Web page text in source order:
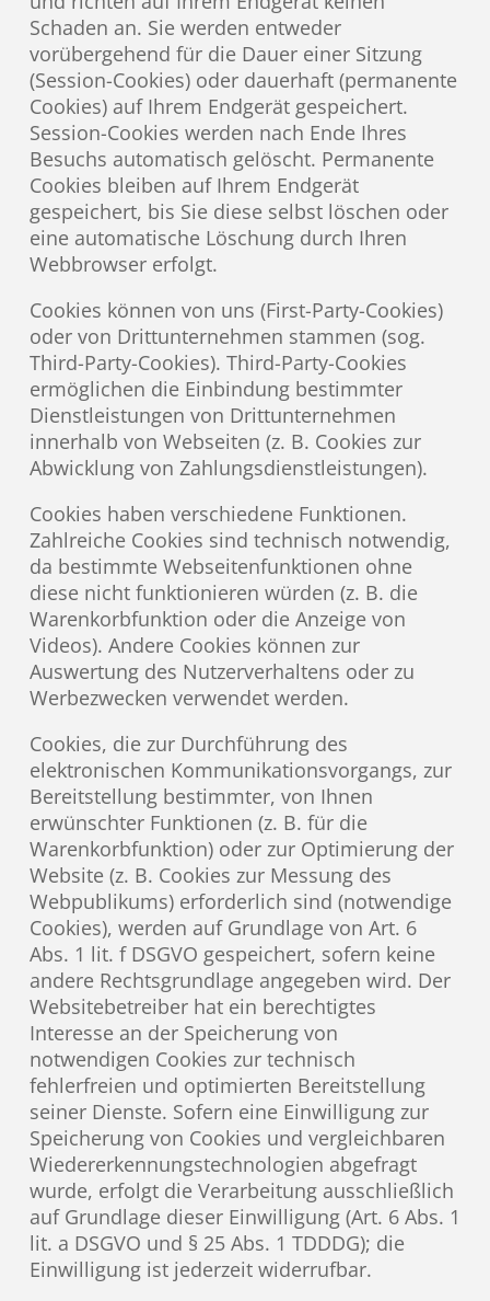
Schaden an. Sie werden entweder
vorübergehend für die Dauer einer Sitzung
(Session-Cookies) oder dauerhaft (permanente
Cookies) auf Ihrem Endgerät gespeichert.
Session-Cookies werden nach Ende Ihres
Besuchs automatisch gelöscht. Permanente
Cookies bleiben auf Ihrem Endgerät
gespeichert, bis Sie diese selbst löschen oder
eine automatische Löschung durch Ihren
Webbrowser erfolgt.
Cookies können von uns (First-Party-Cookies)
oder von Drittunternehmen stammen (sog.
Third-Party-Cookies). Third-Party-Cookies
ermöglichen die Einbindung bestimmter
Dienstleistungen von Drittunternehmen
innerhalb von Webseiten (z. B. Cookies zur
Abwicklung von Zahlungsdienstleistungen).
Cookies haben verschiedene Funktionen.
Zahlreiche Cookies sind technisch notwendig,
da bestimmte Webseitenfunktionen ohne
diese nicht funktionieren würden (z. B. die
Warenkorbfunktion oder die Anzeige von
Videos). Andere Cookies können zur
Auswertung des Nutzerverhaltens oder zu
Werbezwecken verwendet werden.
Cookies, die zur Durchführung des
elektronischen Kommunikationsvorgangs, zur
Bereitstellung bestimmter, von Ihnen
erwünschter Funktionen (z. B. für die
Warenkorbfunktion) oder zur Optimierung der
Website (z. B. Cookies zur Messung des
Webpublikums) erforderlich sind (notwendige
Cookies), werden auf Grundlage von Art. 6
Abs. 1 lit. f DSGVO gespeichert, sofern keine
andere Rechtsgrundlage angegeben wird. Der
Websitebetreiber hat ein berechtigtes
Interesse an der Speicherung von
notwendigen Cookies zur technisch
fehlerfreien und optimierten Bereitstellung
seiner Dienste. Sofern eine Einwilligung zur
Speicherung von Cookies und vergleichbaren
Wiedererkennungstechnologien abgefragt
wurde, erfolgt die Verarbeitung ausschließlich
auf Grundlage dieser Einwilligung (Art. 6 Abs. 1
lit. a DSGVO und § 25 Abs. 1 TDDDG); die
Einwilligung ist jederzeit widerrufbar.